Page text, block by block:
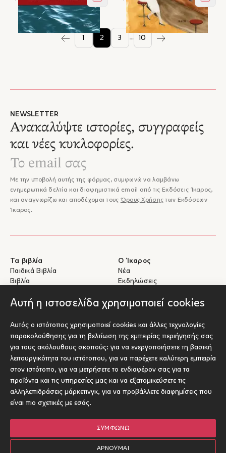
Αυτή η ιστοσελίδα χρησιμοποιεί cookies
Αυτός ο ιστότοπος χρησιμοποιεί cookies και άλλες τεχνολογίες
παρακολούθησης για τη βελτίωση της εμπειρίας περιήγησής σας
για τους ακόλουθους σκοπούς: για να ενεργοποιήσετε τη βασική
λειτουργικότητα του ιστότοπου, για να παρέχετε καλύτερη εμπειρία
στον ιστότοπο, για να μετρήσετε το ενδιαφέρον σας για τα
προϊόντα και τις υπηρεσίες μας και να εξατομικεύσετε τις
αλληλεπιδράσεις μάρκετινγκ, για να προβάλλετε διαφημίσεις που
είναι πιο σχετικές με εσάς.
ΣΥΜΦΩΝΏ
ΑΡΝΟΎΜΑΙ
1 2 3 … 10
NEWSLETTER
Ανακαλύψτε ιστορίες, συγγραφείς
και νέες κυκλοφορίες.
Με την υποβολή αυτής της φόρμας, συμφωνώ να λαμβάνω
ενημερωτικά δελτία και διαφημιστικά email από τις Εκδόσεις Ίκαρος,
και αναγνωρίζω και αποδέχομαι τους Όρους Χρήσης των Εκδόσεων
Ίκαρος.
Τα βιβλία
Παιδικά Βιβλία
Βιβλία
Ο Ίκαρος
Νέα
Εκδηλώσεις
Βοήθεια
Αποστολές & Επιστροφές
Πληρωμές & Ασφάλεια
Σχετικά με τα eBooks
Επικοινωνία
Για Συγγραφείς
Υποβολή έργου προς έκδοση
Socials